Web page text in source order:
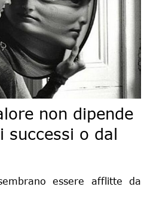
non dipende
successi o dal
essere afflitte da